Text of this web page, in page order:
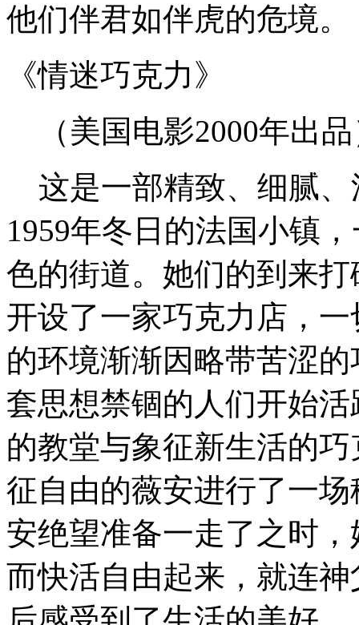
他们伴君如伴虎的危境。
《情迷巧克力》
（美国电影2000年出品
这是一部精致、细腻、
1959年冬日的法国小镇
色的街道。她们的到来
开设了一家巧克力店，
的环境渐渐因略带苦涩
套思想禁锢的人们开始
的教堂与象征新生活的
征自由的薇安进行了一
安绝望准备一走了之时
而快活自由起来，就连